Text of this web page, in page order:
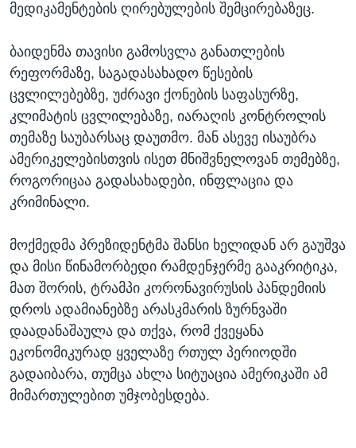
მედიკამენტების ღირებულების შემცირებაზეც.
ბაიდენმა თავისი გამოსვლა განათლების
რეფორმაზე, საგადასახადო წესების
ცვლილებებზე, უძრავი ქონების საფასურზე,
კლიმატის ცვლილებაზე, იარაღის კონტროლის
თემაზე საუბარსაც დაუთმო. მან ასევე ისაუბრა
ამერიკელებისთვის ისეთ მნიშვნელოვან თემებზე,
როგორიცაა გადასახადები, ინფლაცია და
კრიმინალი.
მოქმედმა პრეზიდენტმა შანსი ხელიდან არ გაუშვა
და მისი წინამორბედი რამდენჯერმე გააკრიტიკა,
მათ შორის, ტრამპი კორონავირუსის პანდემიის
დროს ადამიანებზე არასკმარის ზურნვაში
დაადანაშაულა და თქვა, რომ ქვეყანა
ეკონომიკურად ყველაზე რთულ პერიოდში
გადაიბარა, თუმცა ახლა სიტუაცია ამერიკაში ამ
მიმართულებით უმჯობესდება.